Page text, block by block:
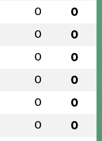
0 0
0 0
0 0
0 0
0 0
0 0